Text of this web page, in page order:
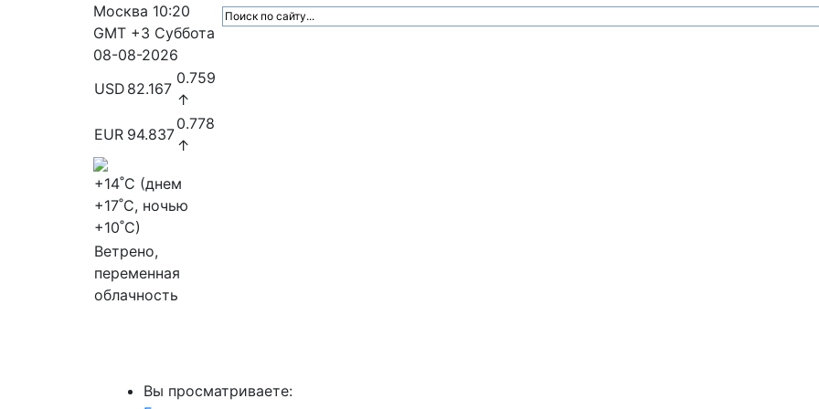
Москва 10:20
GMT +3 Суббота
08-08-2026
USD 82.167
0.759
↑
EUR 94.837
0.778
↑
+14˚C (днем
+17˚C, ночью
+10˚C)
Ветрено,
переменная
облачность
Вы просматриваете: